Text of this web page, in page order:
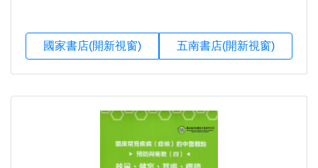
國家書店(開新視窗) 五南書店(開新視窗)